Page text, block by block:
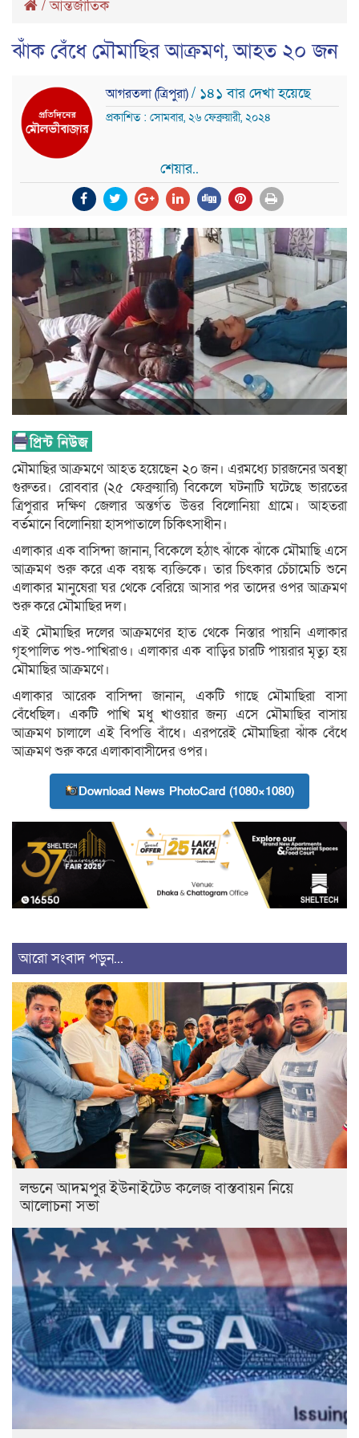
/আন্তর্জাতিক
ঝাঁক বেঁধে মৌমাছির আক্রমণ, আহত ২০ জন
আগরতলা (ত্রিপুরা)/ ১৪১ বার দেখা হয়েছে
প্রকাশিত : সোমবার, ২৬ ফেব্রুয়ারী, ২০২৪
শেয়ার..
মৌমাছির আক্রমণে আহত হয়েছেন ২০ জন। এরমধ্যে চারজনের অবস্থা
গুরুতর। রোববার (২৫ ফেব্রুয়ারি) বিকেলে ঘটনাটি ঘটেছে ভারতের
ত্রিপুরার দক্ষিণ জেলার অন্তর্গত উত্তর বিলোনিয়া গ্রামে। আহতরা
বর্তমানে বিলোনিয়া হাসপাতালে চিকিৎসাধীন।
এলাকার এক বাসিন্দা জানান, বিকেলে হঠাৎ ঝাঁকে ঝাঁকে মৌমাছি এসে
আক্রমণ শুরু করে এক বয়স্ক ব্যক্তিকে। তার চিৎকার চেঁচামেচি শুনে
এলাকার মানুষেরা ঘর থেকে বেরিয়ে আসার পর তাদের ওপর আক্রমণ
শুরু করে মৌমাছির দল।
এই মৌমাছির দলের আক্রমণের হাত থেকে নিস্তার পায়নি এলাকার
গৃহপালিত পশু-পাখিরাও। এলাকার এক বাড়ির চারটি পায়রার মৃত্যু হয়
মৌমাছির আক্রমণে।
এলাকার আরেক বাসিন্দা জানান, একটি গাছে মৌমাছিরা বাসা
বেঁধেছিল। একটি পাখি মধু খাওয়ার জন্য এসে মৌমাছির বাসায়
আক্রমণ চালালে এই বিপত্তি বাঁধে। এরপরেই মৌমাছিরা ঝাঁক বেঁধে
আক্রমণ শুরু করে এলাকাবাসীদের ওপর।
Download News PhotoCard (1080×1080)
আরো সংবাদ পড়ুন...
লন্ডনে আদমপুর ইউনাইটেড কলেজ বাস্তবায়ন নিয়ে
আলোচনা সভা